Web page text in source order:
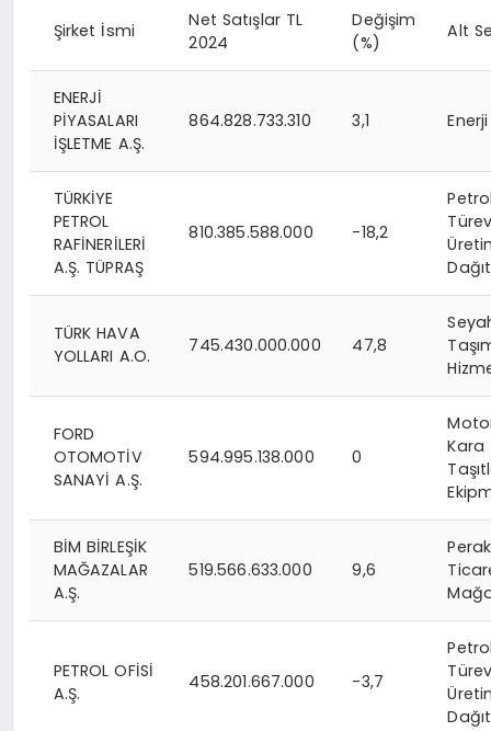
Şirket İsmi
Net Satışlar TL
2024
Değişim
(%)
Alt
ENERJİ
PİYASALARI
İŞLETME A.Ş.
864.828.733.310 3,1 Enerji
TÜRKİYE
PETROL
RAFİNERİLERİ
A.Ş. TÜPRAŞ
810.385.588.000 -18,2
TÜRK HAVA
YOLLARI A.O.
745.430.000.000 47,8
FORD
OTOMOTİV
SANAYİ A.Ş.
594.995.138.000 0
Kara
BİM BİRLEŞİK
MAĞAZALAR
A.Ş.
519.566.633.000 9,6
PETROL OFİSİ
A.Ş.
458.201.667.000 -3,7